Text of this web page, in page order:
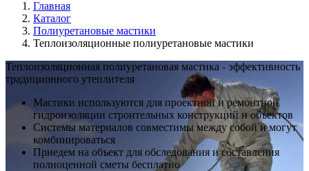
Главная
Каталог
Полиуретановые мастики
Теплоизоляционные полиуретановые мастики
Теплоизоляционная полиуретановая мастика - эффективность
традиционного утеплителя
Мастики используются для проектной и ремонтной
гидроизоляции строительных конструкций и объектов
Системы материалов совместимы между собой и могут
комбинироваться
Приедем на объект для обследования и составления
полноценной сметы бесплатно